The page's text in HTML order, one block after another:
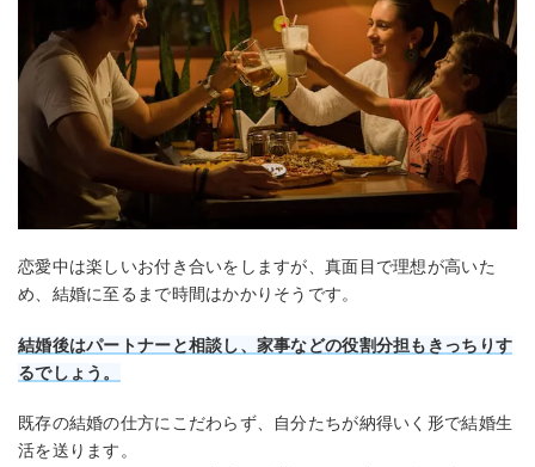
恋愛中は楽しいお付き合いをしますが、真面目で理想が高いた
め、結婚に至るまで時間はかかりそうです。
結婚後はパートナーと相談し、家事などの役割分担もきっちりす
るでしょう。
既存の結婚の仕方にこだわらず、自分たちが納得いく形で結婚生
活を送ります。